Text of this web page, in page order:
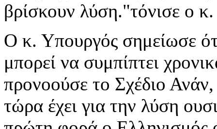
βρίσκουν λύση."τόνισε ο
Ο κ. Υπουργός σημείωσε
μπορεί να συμπίπτει
προνοούσε το Σχέδιο
τώρα έχει για την λύση